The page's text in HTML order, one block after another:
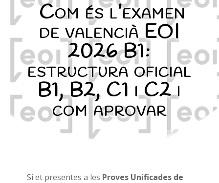
Com és l’examen
de valencià EOI
2026 B1:
estructura oficial
B1, B2, C1 i C2 i
com aprovar
Si et presentes a les Proves Unificades de